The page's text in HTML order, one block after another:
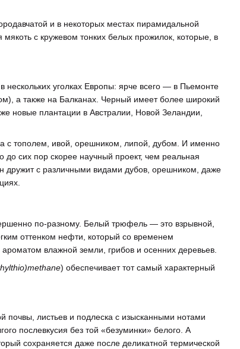
и в некоторых местах пирамидальной
с кружевом тонких белых прожилок, которые, в
уголках Европы: ярче всего — в Пьемонте
а также на Балканах. Черный имеет более широкий
новые плантации в Австралии, Новой Зеландии,
с тополем, ивой, орешником, липой, дубом. И именно
сих пор скорее научный проект, чем реальная
дружит с различными видами дубов, орешником, даже
по-разному. Белый трюфель — это взрывной,
оттенком нефти, который со временем
влажной земли, грибов и осенних деревьев.
) обеспечивает тот самый характерный
листьев и подлеска с изысканными нотами
послевкусия без той «безуминки» белого. А
сохраняется даже после деликатной термической